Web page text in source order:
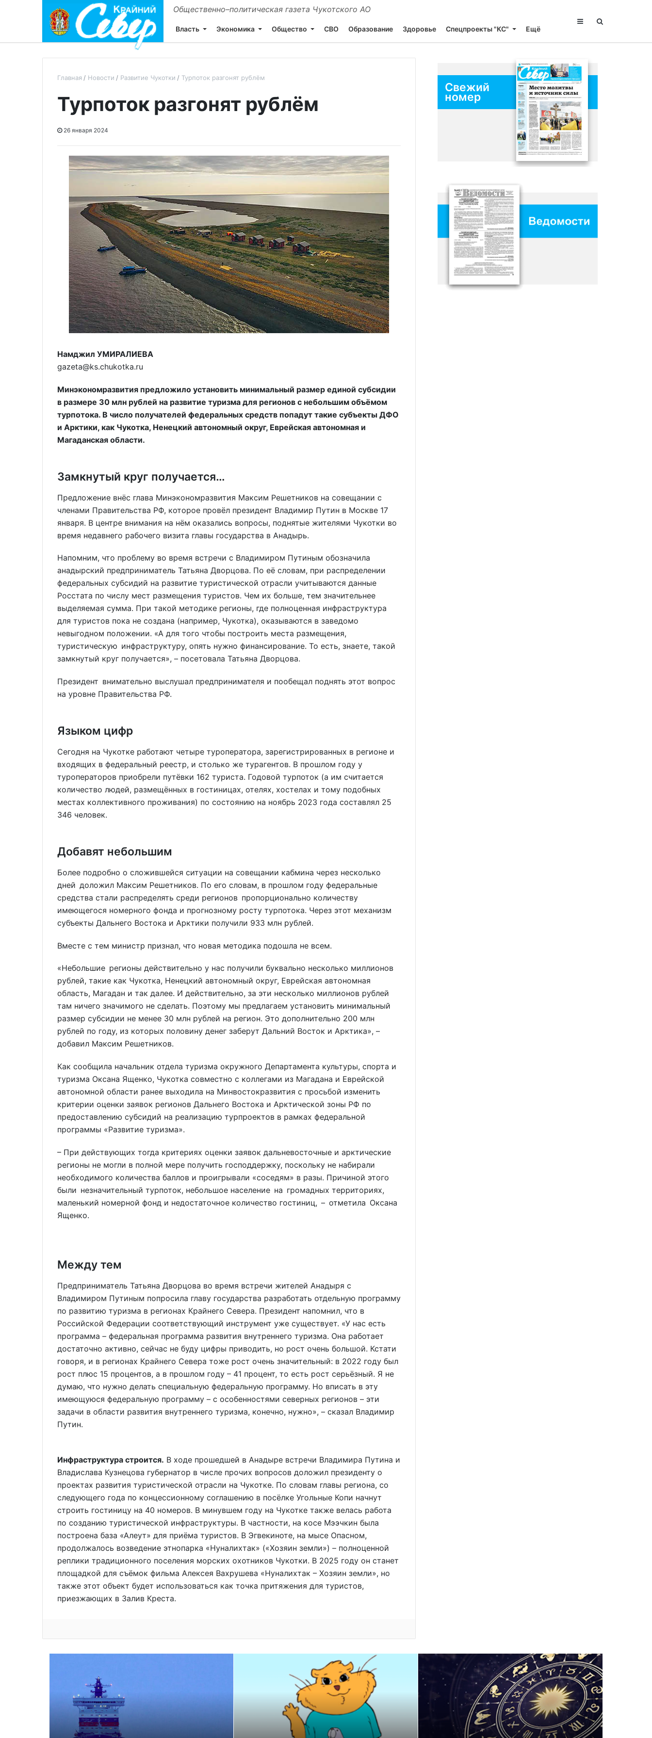
Общественно–политическая газета Чукотского АО
Власть Экономика Общество СВО Образование Здоровье Спецпроекты "КС" Ещё
Главная Новости Развитие Чукотки Турпоток разгонят рублём
Турпоток разгонят рублём
26 января 2024
Намджил УМИРАЛИЕВА
gazeta@ks.chukotka.ru
Минэкономразвития предложило установить минимальный размер единой субсидии
в размере 30 млн рублей на развитие туризма для регионов с небольшим объёмом
турпотока. В число получателей федеральных средств попадут такие субъекты ДФО
и Арктики, как Чукотка, Ненецкий автономный округ, Еврейская автономная и
Магаданская области.
Замкнутый круг получается…
Предложение внёс глава Минэкономразвития Максим Решетников на совещании с
членами Правительства РФ, которое провёл президент Владимир Путин в Москве 17
января. В центре внимания на нём оказались вопросы, поднятые жителями Чукотки во
время недавнего рабочего визита главы государства в Анадырь.
Напомним, что проблему во время встречи с Владимиром Путиным обозначила
анадырский предприниматель Татьяна Дворцова. По её словам, при распределении
федеральных субсидий на развитие туристической отрасли учитываются данные
Росстата по числу мест размещения туристов. Чем их больше, тем значительнее
выделяемая сумма. При такой методике регионы, где полноценная инфраструктура
для туристов пока не создана (например, Чукотка), оказываются в заведомо
невыгодном положении. «А для того чтобы построить места размещения,
туристическую инфраструктуру, опять нужно финансирование. То есть, знаете, такой
замкнутый круг получается», – посетовала Татьяна Дворцова.
Президент внимательно выслушал предпринимателя и пообещал поднять этот вопрос
на уровне Правительства РФ.
Языком цифр
Сегодня на Чукотке работают четыре туроператора, зарегистрированных в регионе и
входящих в федеральный реестр, и столько же турагентов. В прошлом году у
туроператоров приобрели путёвки 162 туриста. Годовой турпоток (а им считается
количество людей, размещённых в гостиницах, отелях, хостелах и тому подобных
местах коллективного проживания) по состоянию на ноябрь 2023 года составлял 25
346 человек.
Добавят небольшим
Более подробно о сложившейся ситуации на совещании кабмина через несколько
дней доложил Максим Решетников. По его словам, в прошлом году федеральные
средства стали распределять среди регионов пропорционально количеству
имеющегося номерного фонда и прогнозному росту турпотока. Через этот механизм
субъекты Дальнего Востока и Арктики получили 933 млн рублей.
Вместе с тем министр признал, что новая методика подошла не всем.
«Небольшие регионы действительно у нас получили буквально несколько миллионов
рублей, такие как Чукотка, Ненецкий автономный округ, Еврейская автономная
область, Магадан и так далее. И действительно, за эти несколько миллионов рублей
там ничего значимого не сделать. Поэтому мы предлагаем установить минимальный
размер субсидии не менее 30 млн рублей на регион. Это дополнительно 200 млн
рублей по году, из которых половину денег заберут Дальний Восток и Арктика», –
добавил Максим Решетников.
Как сообщила начальник отдела туризма окружного Департамента культуры, спорта и
туризма Оксана Ященко, Чукотка совместно с коллегами из Магадана и Еврейской
автономной области ранее выходила на Минвостокразвития с просьбой изменить
критерии оценки заявок регионов Дальнего Востока и Арктической зоны РФ по
предоставлению субсидий на реализацию турпроектов в рамках федеральной
программы «Развитие туризма».
– При действующих тогда критериях оценки заявок дальневосточные и арктические
регионы не могли в полной мере получить господдержку, поскольку не набирали
необходимого количества баллов и проигрывали «соседям» в разы. Причиной этого
были незначительный турпоток, небольшое население на громадных территориях,
маленький номерной фонд и недостаточное количество гостиниц, – отметила Оксана
Ященко.
Между тем
Предприниматель Татьяна Дворцова во время встречи жителей Анадыря с
Владимиром Путиным попросила главу государства разработать отдельную программу
по развитию туризма в регионах Крайнего Севера. Президент напомнил, что в
Российской Федерации соответствующий инструмент уже существует. «У нас есть
программа – федеральная программа развития внутреннего туризма. Она работает
достаточно активно, сейчас не буду цифры приводить, но рост очень большой. Кстати
говоря, и в регионах Крайнего Севера тоже рост очень значительный: в 2022 году был
рост плюс 15 процентов, а в прошлом году – 41 процент, то есть рост серьёзный. Я не
думаю, что нужно делать специальную федеральную программу. Но вписать в эту
имеющуюся федеральную программу – с особенностями северных регионов – эти
задачи в области развития внутреннего туризма, конечно, нужно», – сказал Владимир
Путин.
Инфраструктура строится. В ходе прошедшей в Анадыре встречи Владимира Путина и
Владислава Кузнецова губернатор в числе прочих вопросов доложил президенту о
проектах развития туристической отрасли на Чукотке. По словам главы региона, со
следующего года по концессионному соглашению в посёлке Угольные Копи начнут
строить гостиницу на 40 номеров. В минувшем году на Чукотке также велась работа
по созданию туристической инфраструктуры. В частности, на косе Мээчкин была
построена база «Алеут» для приёма туристов. В Эгвекиноте, на мысе Опасном,
продолжалось возведение этнопарка «Нуналихтак» («Хозяин земли») – полноценной
реплики традиционного поселения морских охотников Чукотки. В 2025 году он станет
площадкой для съёмок фильма Алексея Вахрушева «Нуналихтак – Хозяин земли», но
также этот объект будет использоваться как точка притяжения для туристов,
приезжающих в Залив Креста.
Свежий
номер